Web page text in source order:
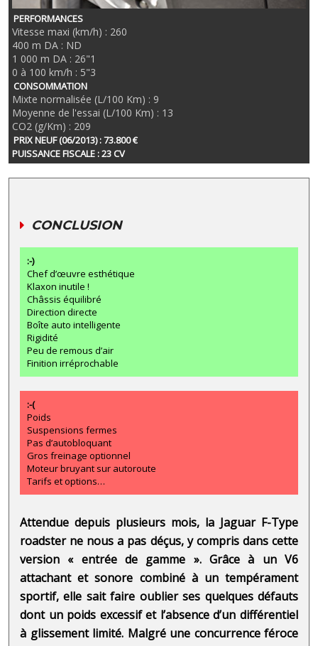
PERFORMANCES
Vitesse maxi (km/h) : 260
400 m DA : ND
1 000 m DA : 26"1
0 à 100 km/h : 5"3
CONSOMMATION
Mixte normalisée (L/100 Km) : 9
Moyenne de l'essai (L/100 Km) : 13
CO2 (g/Km) : 209
PRIX NEUF (06/2013) : 73.800 €
PUISSANCE FISCALE : 23 CV
CONCLUSION
:-)
Chef d’œuvre esthétique
Klaxon inutile !
Châssis équilibré
Direction directe
Boîte auto intelligente
Rigidité
Peu de remous d’air
Finition irréprochable
:-(
Poids
Suspensions fermes
Pas d’autobloquant
Gros freinage optionnel
Moteur bruyant sur autoroute
Tarifs et options…
Attendue depuis plusieurs mois, la Jaguar F-Type
roadster ne nous a pas déçus, y compris dans cette
version « entrée de gamme ». Grâce à un V6
attachant et sonore combiné à un tempérament
sportif, elle sait faire oublier ses quelques défauts
dont un poids excessif et l’absence d’un différentiel
à glissement limité. Malgré une concurrence féroce